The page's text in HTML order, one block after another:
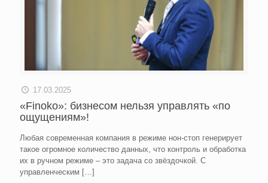
17.03.2025
«Finoko»: бизнесом нельзя управлять «по
ощущениям»!
Любая современная компания в режиме нон-стоп генерирует
такое огромное количество данных, что контроль и обработка
их в ручном режиме – это задача со звёздочкой. С
управленческим […]